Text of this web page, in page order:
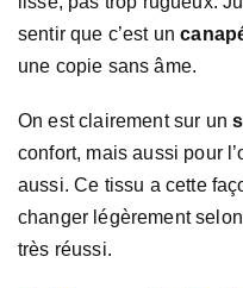
sentir que c’est un
une copie sans âme.
On est clairement sur un
confort, mais aussi pour
aussi. Ce tissu a cette
changer légèrement
très réussi.